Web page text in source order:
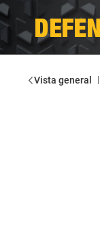
Vista general |